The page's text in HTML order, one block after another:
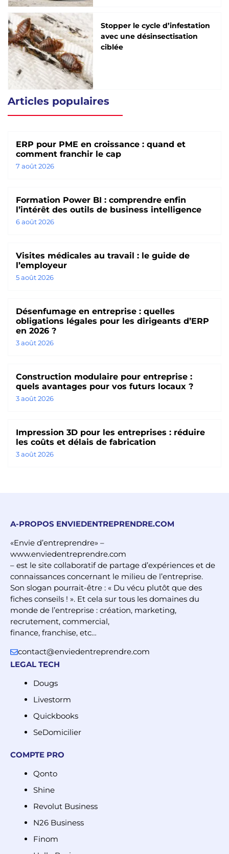
Stopper le cycle d’infestation
avec une désinsectisation
ciblée
Articles populaires
ERP pour PME en croissance : quand et
comment franchir le cap
7 août 2026
Formation Power BI : comprendre enfin
l’intérêt des outils de business intelligence
6 août 2026
Visites médicales au travail : le guide de
l’employeur
5 août 2026
Désenfumage en entreprise : quelles
obligations légales pour les dirigeants d’ERP
en 2026 ?
3 août 2026
Construction modulaire pour entreprise :
quels avantages pour vos futurs locaux ?
3 août 2026
Impression 3D pour les entreprises : réduire
les coûts et délais de fabrication
3 août 2026
A-PROPOS ENVIEDENTREPRENDRE.COM
«Envie d’entreprendre» –
www.enviedentreprendre.com
– est le site collaboratif de partage d’expériences et de
connaissances concernant le milieu de l’entreprise.
Son slogan pourrait-être : « Du vécu plutôt que des
fiches conseils ! ». Et cela sur tous les domaines du
monde de l’entreprise : création, marketing,
recrutement, commercial,
finance, franchise, etc…
contact@enviedentreprendre.com
LEGAL TECH
Dougs
Livestorm
Quickbooks
SeDomicilier
COMPTE PRO
Qonto
Shine
Revolut Business
N26 Business
Finom